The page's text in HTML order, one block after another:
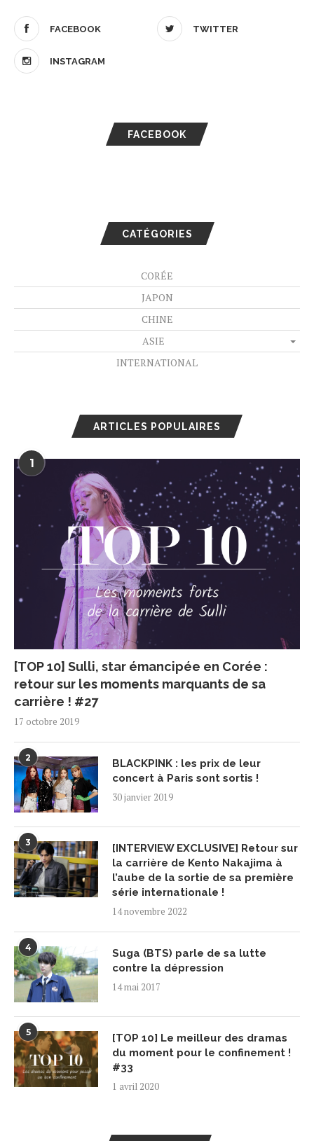
FACEBOOK TWITTER
INSTAGRAM
FACEBOOK
CATÉGORIES
CORÉE
JAPON
CHINE
ASIE
INTERNATIONAL
ARTICLES POPULAIRES
1
[TOP 10] Sulli, star émancipée en Corée :
retour sur les moments marquants de sa
carrière ! #27
17 octobre 2019
2
BLACKPINK : les prix de leur
concert à Paris sont sortis !
30 janvier 2019
3
[INTERVIEW EXCLUSIVE] Retour sur
la carrière de Kento Nakajima à
l’aube de la sortie de sa première
série internationale !
14 novembre 2022
4
Suga (BTS) parle de sa lutte
contre la dépression
14 mai 2017
5
[TOP 10] Le meilleur des dramas
du moment pour le confinement !
#33
1 avril 2020